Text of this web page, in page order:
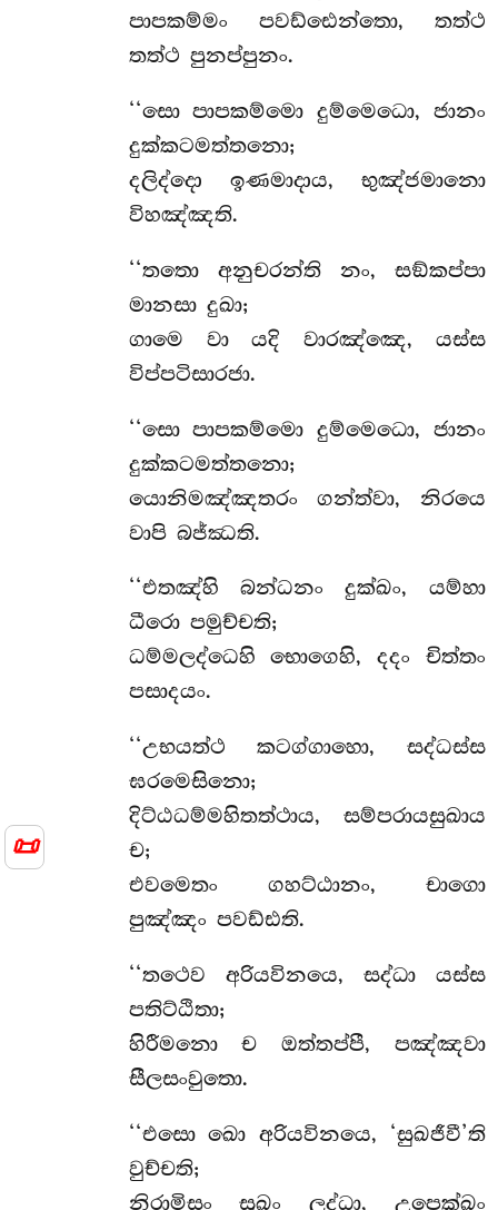
📜
පාපකම්මං පවඩ්ඪෙන්තො, තත්ථ
තත්ථ පුනප්පුනං.
‘‘සො පාපකම්මො දුම්මෙධො, ජානං
දුක්කටමත්තනො;
දලිද්දො ඉණමාදාය, භුඤ්ජමානො
විහඤ්ඤති.
‘‘තතො අනුචරන්ති නං, සඞ්කප්පා
මානසා දුඛා;
ගාමෙ වා යදි වාරඤ්ඤෙ, යස්ස
විප්පටිසාරජා.
‘‘සො පාපකම්මො දුම්මෙධො, ජානං
දුක්කටමත්තනො;
යොනිමඤ්ඤතරං ගන්ත්වා, නිරයෙ
වාපි බජ්ඣති.
‘‘එතඤ්හි බන්ධනං දුක්ඛං, යම්හා
ධීරො පමුච්චති;
ධම්මලද්ධෙහි භොගෙහි, දදං චිත්තං
පසාදයං.
‘‘උභයත්ථ කටග්ගාහො, සද්ධස්ස
ඝරමෙසිනො;
දිට්ඨධම්මහිතත්ථාය, සම්පරායසුඛාය
ච;
එවමෙතං ගහට්ඨානං, චාගො
පුඤ්ඤං පවඩ්ඪති.
‘‘තථෙව අරියවිනයෙ, සද්ධා යස්ස
පතිට්ඨිතා;
හිරීමනො ච ඔත්තප්පී, පඤ්ඤවා
සීලසංවුතො.
‘‘එසො ඛො අරියවිනයෙ, ‘සුඛජීවී’ති
වුච්චති;
නිරාමිසං සුඛං ලද්ධා, උපෙක්ඛං